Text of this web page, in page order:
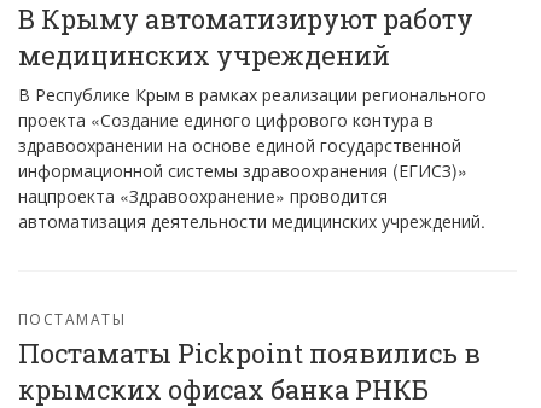
В Крыму автоматизируют работу
медицинских учреждений
В Республике Крым в рамках реализации регионального
проекта «Создание единого цифрового контура в
здравоохранении на основе единой государственной
информационной системы здравоохранения (ЕГИСЗ)»
нацпроекта «Здравоохранение» проводится
автоматизация деятельности медицинских учреждений.
ПОСТАМАТЫ
Постаматы Pickpoint появились в
крымских офисах банка РНКБ